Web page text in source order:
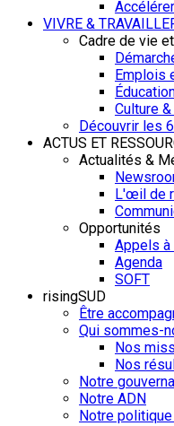
VIVRE &
Cadre de vie
Emplois
Culture
Découvrir les
ACTUS ET
Actualités &
L'œil de
Opportunités
Appels à
Agenda
SOFT
risingSUD
Être
Qui sommes-
Nos
Nos
Notre
Notre ADN
Notre politique